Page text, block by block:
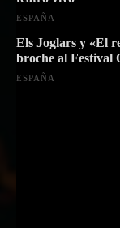
ESPAÑA
Els Joglars y «El
broche al Festival
ESPAÑA